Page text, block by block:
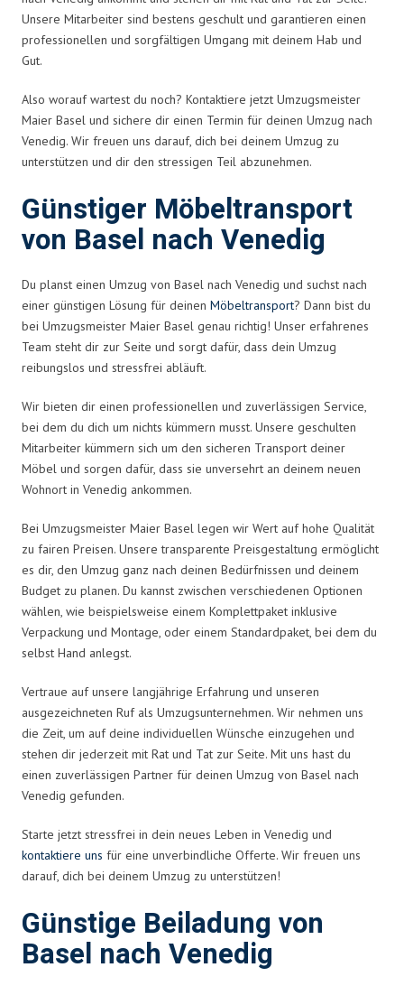
Unsere Mitarbeiter sind bestens geschult und garantieren einen
professionellen und sorgfältigen Umgang mit deinem Hab und
Gut.
Also worauf wartest du noch? Kontaktiere jetzt Umzugsmeister
Maier Basel und sichere dir einen Termin für deinen Umzug nach
Venedig. Wir freuen uns darauf, dich bei deinem Umzug zu
unterstützen und dir den stressigen Teil abzunehmen.
Günstiger Möbeltransport
von Basel nach Venedig
Du planst einen Umzug von Basel nach Venedig und suchst nach
einer günstigen Lösung für deinen Möbeltransport? Dann bist du
bei Umzugsmeister Maier Basel genau richtig! Unser erfahrenes
Team steht dir zur Seite und sorgt dafür, dass dein Umzug
reibungslos und stressfrei abläuft.
Wir bieten dir einen professionellen und zuverlässigen Service,
bei dem du dich um nichts kümmern musst. Unsere geschulten
Mitarbeiter kümmern sich um den sicheren Transport deiner
Möbel und sorgen dafür, dass sie unversehrt an deinem neuen
Wohnort in Venedig ankommen.
Bei Umzugsmeister Maier Basel legen wir Wert auf hohe Qualität
zu fairen Preisen. Unsere transparente Preisgestaltung ermöglicht
es dir, den Umzug ganz nach deinen Bedürfnissen und deinem
Budget zu planen. Du kannst zwischen verschiedenen Optionen
wählen, wie beispielsweise einem Komplettpaket inklusive
Verpackung und Montage, oder einem Standardpaket, bei dem du
selbst Hand anlegst.
Vertraue auf unsere langjährige Erfahrung und unseren
ausgezeichneten Ruf als Umzugsunternehmen. Wir nehmen uns
die Zeit, um auf deine individuellen Wünsche einzugehen und
stehen dir jederzeit mit Rat und Tat zur Seite. Mit uns hast du
einen zuverlässigen Partner für deinen Umzug von Basel nach
Venedig gefunden.
Starte jetzt stressfrei in dein neues Leben in Venedig und
kontaktiere uns für eine unverbindliche Offerte. Wir freuen uns
darauf, dich bei deinem Umzug zu unterstützen!
Günstige Beiladung von
Basel nach Venedig